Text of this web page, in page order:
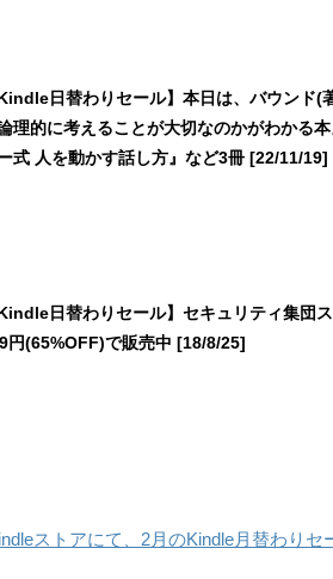
Kindle日替わりセール】本日は、バウンド(
理的に考えることが大切なのかがわかる
式 人を動かす話し方』など3冊 [22/11/19]
Kindle日替わりセール】セキュリティ集団
円(65%OFF)で販売中 [18/8/25]
ストアにて、2月のKindle月替わり